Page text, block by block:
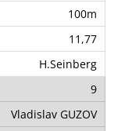
100m
11,77
H.Seinberg
9
Vladislav GUZOV